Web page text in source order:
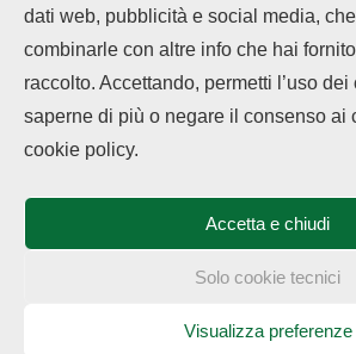
dati web, pubblicità e social media,
combinarle con altre info che hai
raccolto. Accettando, permetti l’uso
saperne di più o negare il consenso ai
cookie policy.
Accetta e chiudi
Solo cookie tecnici
Visualizza preferenze
Chi siamo Contatti Disclaimer
Questo blog non rappresenta una testata
aggiornato senza alcuna periodicità. Non può
prodotto editoriale ai sensi della legge n° 62 del
partecipa al Programma Affiliazione Amazon EU,
Amazon.it. In veste di affiliato OPPOHub riceve un
idonei.
Vivo offre 5 anni di
garanzia...
Fusione Realme e
Vivo X300 FE in